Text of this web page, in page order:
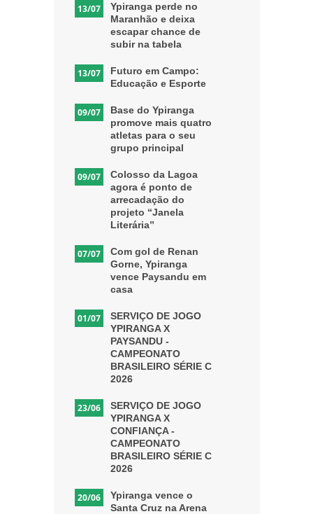
13/07
Ypiranga perde no
Maranhão e deixa
escapar chance de
subir na tabela
13/07
Futuro em Campo:
Educação e Esporte
09/07
Base do Ypiranga
promove mais quatro
atletas para o seu
grupo principal
09/07
Colosso da Lagoa
agora é ponto de
arrecadação do
projeto “Janela
Literária”
07/07
Com gol de Renan
Gorne, Ypiranga
vence Paysandu em
casa
01/07
SERVIÇO DE JOGO
YPIRANGA X
PAYSANDU -
CAMPEONATO
BRASILEIRO SÉRIE C
2026
23/06
SERVIÇO DE JOGO
YPIRANGA X
CONFIANÇA -
CAMPEONATO
BRASILEIRO SÉRIE C
2026
20/06
Ypiranga vence o
Santa Cruz na Arena